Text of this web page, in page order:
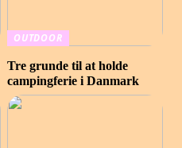
OUTDOOR
Tre grunde til at holde
campingferie i Danmark